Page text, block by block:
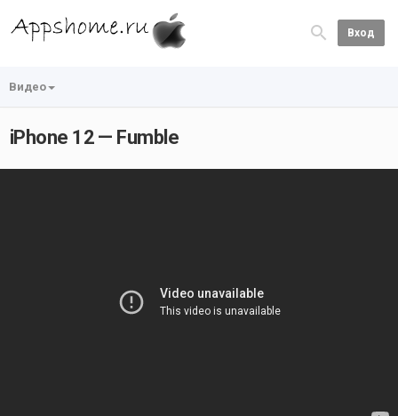
Вход
Видео
iPhone 12 — Fumble